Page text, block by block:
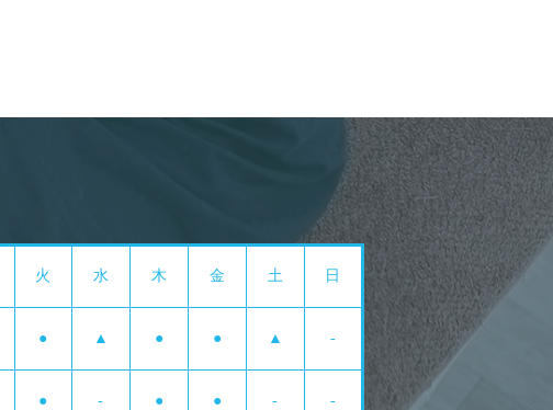
火 水 木 金 土 日
● ▲ ● ● ▲ -
● - ● ● - -